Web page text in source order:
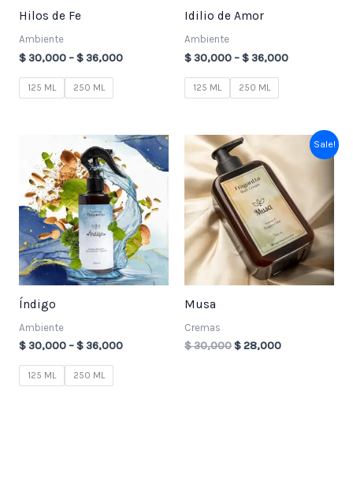
Hilos de Fe
Ambiente
$30,000 –$36,000
125 ML 250 ML
Idilio de Amor
Ambiente
$30,000 –$36,000
125 ML 250 ML
Índigo
Ambiente
$30,000 –$36,000
Price
range:
$ 30,000
through
$ 36,000
125 ML 250 ML
Sale!
Musa
Cremas
$30,000
Original
price
was:
$ 30,000.
$28,000
Current
price
is:
$ 28,000.